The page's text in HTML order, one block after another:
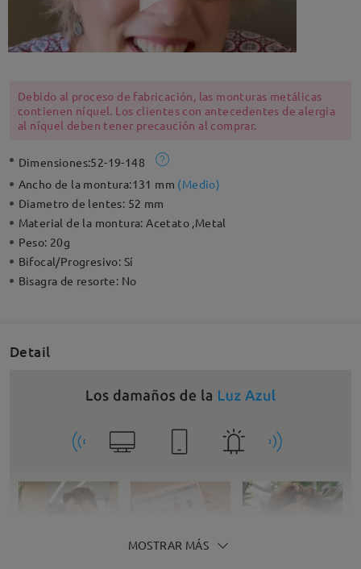
Debido al proceso de fabricación, las monturas metálicas
contienen níquel. Los clientes con antecedentes de alergia
al níquel deben tener precaución al comprar.
Dimensiones:52-19-148
Ancho de la montura:131 mm (Medio)
Diametro de lentes: 52 mm
Material de la montura:Acetato ,Metal
Peso: 20g
Bifocal/Progresivo: Sí
Bisagra de resorte: No
Detail
MOSTRAR MÁS